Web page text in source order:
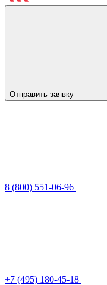
Отправить заявку
8 (800) 551-06-96
+7 (495) 180-45-18